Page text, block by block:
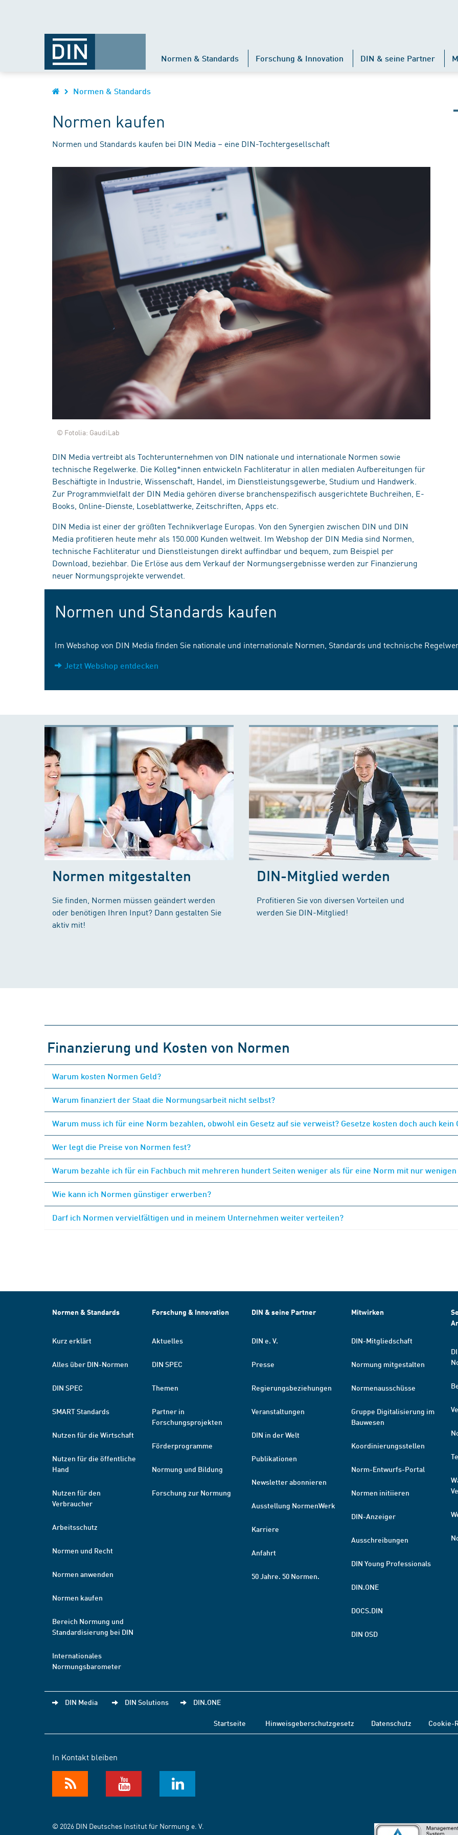
Normen & Standards Forschung & Innovation DIN & seine Partner
Normen & Standards
Normen kaufen
Normen und Standards kaufen bei DIN Media – eine DIN-Tochtergesellschaft
© Fotolia: GaudiLab
DIN Media vertreibt als Tochterunternehmen von DIN nationale und internationale Normen sowie
technische Regelwerke. Die Kolleg*innen entwickeln Fachliteratur in allen medialen Aufbereitungen für
Beschäftigte in Industrie, Wissenschaft, Handel, im Dienstleistungsgewerbe, Studium und Handwerk.
Zur Programmvielfalt der DIN Media gehören diverse branchenspezifisch ausgerichtete Buchreihen, E-
Books, Online-Dienste, Loseblattwerke, Zeitschriften, Apps etc.
DIN Media ist einer der größten Technikverlage Europas. Von den Synergien zwischen DIN und DIN
Media profitieren heute mehr als 150.000 Kunden weltweit. Im Webshop der DIN Media sind Normen,
technische Fachliteratur und Dienstleistungen direkt auffindbar und bequem, zum Beispiel per
Download, beziehbar. Die Erlöse aus dem Verkauf der Normungsergebnisse werden zur Finanzierung
neuer Normungsprojekte verwendet.
Normen und Standards kaufen
Im Webshop von DIN Media finden Sie nationale und internationale Normen, Standards und technische
Jetzt Webshop entdecken
Normen mitgestalten
Sie finden, Normen müssen geändert werden
oder benötigen Ihren Input? Dann gestalten Sie
aktiv mit!
DIN-Mitglied werden
Profitieren Sie von diversen Vorteilen und
werden Sie DIN-Mitglied!
Finanzierung und Kosten von Normen
Warum kosten Normen Geld?
Warum finanziert der Staat die Normungsarbeit nicht selbst?
Warum muss ich für eine Norm bezahlen, obwohl ein Gesetz auf sie verweist? Gesetze kosten doch auch kein
Wer legt die Preise von Normen fest?
Warum bezahle ich für ein Fachbuch mit mehreren hundert Seiten weniger als für eine Norm mit nur wenigen
Wie kann ich Normen günstiger erwerben?
Darf ich Normen vervielfältigen und in meinem Unternehmen weiter verteilen?
Normen & Standards
Kurz erklärt
Alles über DIN-Normen
DIN SPEC
SMART Standards
Nutzen für die Wirtschaft
Nutzen für die öffentliche
Hand
Nutzen für den
Verbraucher
Arbeitsschutz
Normen und Recht
Normen anwenden
Normen kaufen
Bereich Normung und
Standardisierung bei DIN
Internationales
Normungsbarometer
Forschung & Innovation
Aktuelles
DIN SPEC
Themen
Partner in
Forschungsprojekten
Förderprogramme
Normung und Bildung
Forschung zur Normung
DIN & seine Partner
DIN e. V.
Presse
Regierungsbeziehungen
Veranstaltungen
DIN in der Welt
Publikationen
Newsletter abonnieren
Ausstellung NormenWerk
Karriere
Anfahrt
50 Jahre. 50 Normen.
Mitwirken
DIN-Mitgliedschaft
Normung mitgestalten
Normenausschüsse
Gruppe Digitalisierung im
Bauwesen
Koordinierungsstellen
Norm-Entwurfs-Portal
Normen initiieren
DIN-Anzeiger
Ausschreibungen
DIN Young Professionals
DIN.ONE
DOCS.DIN
DIN OSD
DIN Media DIN Solutions DIN.ONE
Startseite Hinweisgeberschutzgesetz Datenschutz Cookie-
In Kontakt bleiben
© 2026 DIN Deutsches Institut für Normung e. V.